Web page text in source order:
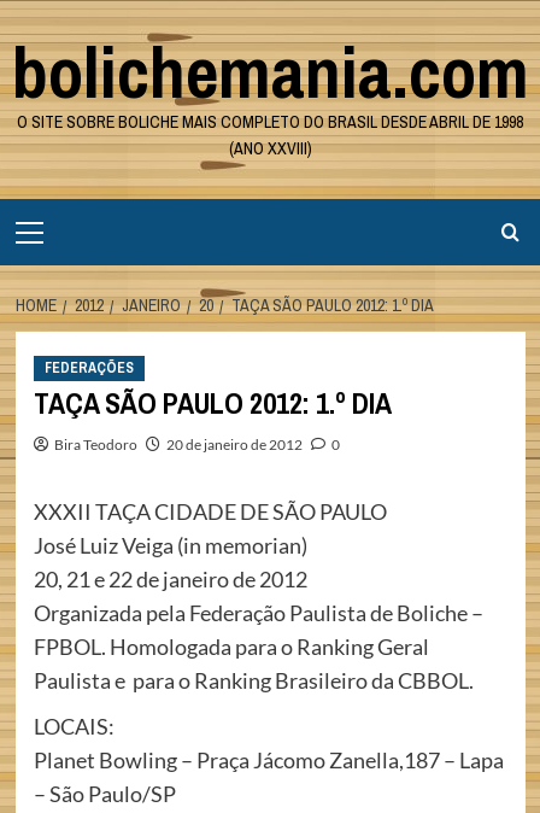
Skip
to
content
bolichemania.com
O SITE SOBRE BOLICHE MAIS COMPLETO DO BRASIL DESDE ABRIL DE 1998
(ANO XXVIII)
Menu
HOME 2012 JANEIRO 20 TAÇA SÃO PAULO 2012: 1.º DIA
FEDERAÇÕES
TAÇA SÃO PAULO 2012: 1.º DIA
Bira Teodoro 20 de janeiro de 2012 0
XXXII TAÇA CIDADE DE SÃO PAULO
José Luiz Veiga (in memorian)
20, 21 e 22 de janeiro de 2012
Organizada pela Federação Paulista de Boliche –
FPBOL. Homologada para o Ranking Geral
Paulista e para o Ranking Brasileiro da CBBOL.
LOCAIS:
Planet Bowling – Praça Jácomo Zanella,187 – Lapa
– São Paulo/SP